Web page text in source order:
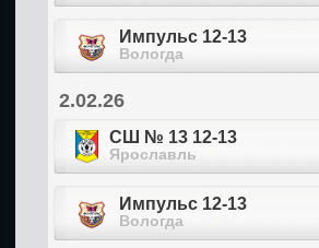
Импульс 12-13
Вологда
2.02.26
СШ № 13 12-13
Ярославль
Импульс 12-13
Вологда